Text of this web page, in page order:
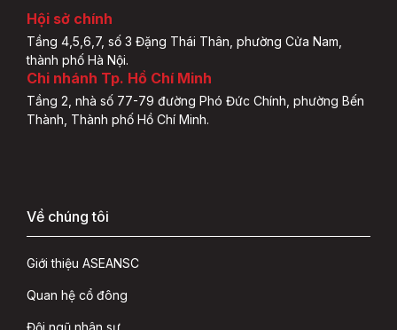
Hội sở chính
Tầng 4,5,6,7, số 3 Đặng Thái Thân, phường Cửa Nam,
thành phố Hà Nội.
Chi nhánh Tp. Hồ Chí Minh
Tầng 2, nhà số 77-79 đường Phó Đức Chính, phường Bến
Thành, Thành phố Hồ Chí Minh.
Về chúng tôi
Giới thiệu ASEANSC
Quan hệ cổ đông